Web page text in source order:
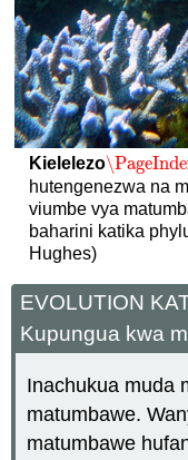
Kielelezo
hutengenezwa na
viumbe vya
baharini katika
Hughes)
EVOLUTION
Kupungua kwa
Inachukua muda
matumbawe.
matumbawe